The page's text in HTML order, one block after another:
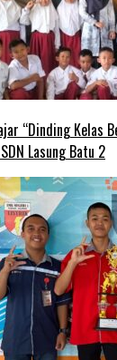
“Dinding Kelas
Lasung Batu 2